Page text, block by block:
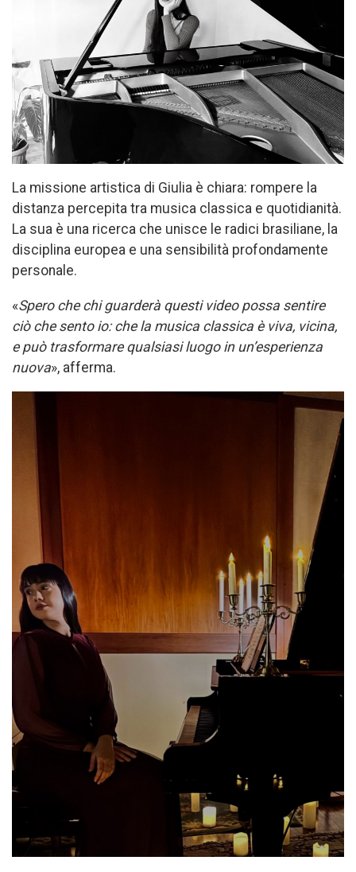
La missione artistica di Giulia è chiara: rompere la
distanza percepita tra musica classica e quotidianità.
La sua è una ricerca che unisce le radici brasiliane, la
disciplina europea e una sensibilità profondamente
personale.
«Spero che chi guarderà questi video possa sentire
ciò che sento io: che la musica classica è viva, vicina,
e può trasformare qualsiasi luogo in un’esperienza
nuova», afferma.